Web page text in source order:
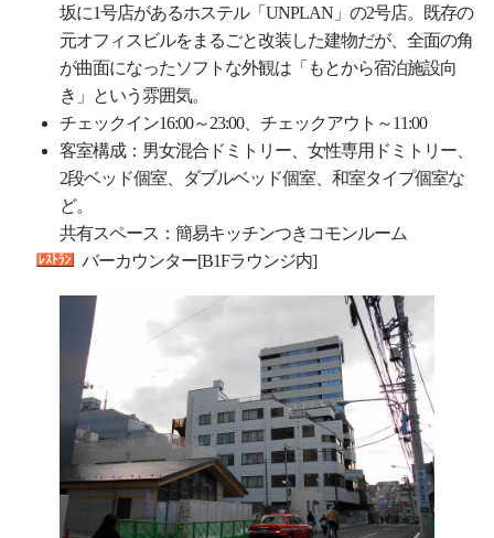
坂に1号店があるホステル「UNPLAN」の2号店。既存の
元オフィスビルをまるごと改装した建物だが、全面の角
が曲面になったソフトな外観は「もとから宿泊施設向
き」という雰囲気。
チェックイン16:00～23:00、チェックアウト～11:00
客室構成：男女混合ドミトリー、女性専用ドミトリー、
2段ベッド個室、ダブルベッド個室、和室タイプ個室な
ど。
共有スペース：簡易キッチンつきコモンルーム
バーカウンター[B1Fラウンジ内]